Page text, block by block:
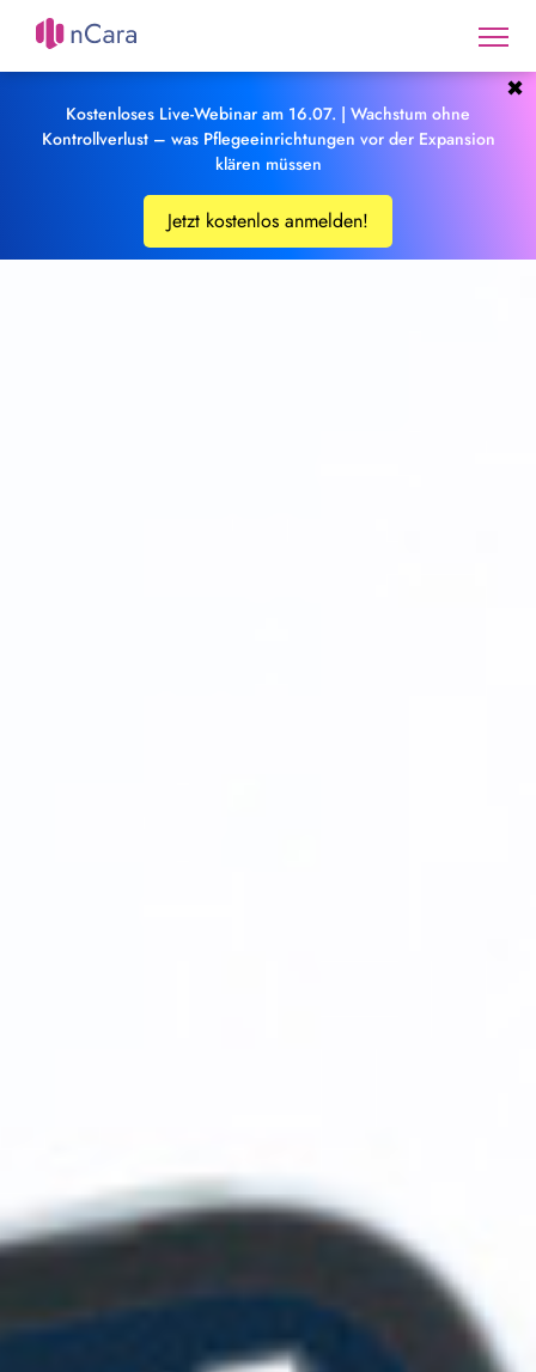
✖
Kostenloses Live-Webinar am 16.07. | Wachstum ohne
Kontrollverlust – was Pflegeeinrichtungen vor der Expansion
klären müssen
Jetzt kostenlos anmelden!